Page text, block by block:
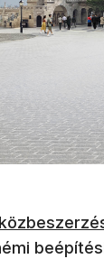
ablakban